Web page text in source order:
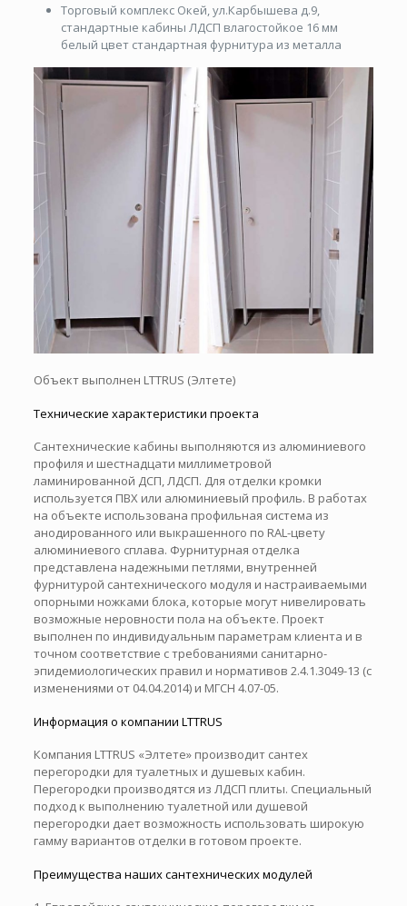
Торговый комплекс Окей, ул.Карбышева д.9,
стандартные кабины ЛДСП влагостойкое 16 мм
белый цвет стандартная фурнитура из металла
Объект выполнен LTTRUS (Элтете)
Технические характеристики проекта
Сантехнические кабины выполняются из алюминиевого
профиля и шестнадцати миллиметровой
ламинированной ДСП, ЛДСП. Для отделки кромки
используется ПВХ или алюминиевый профиль. В работах
на объекте использована профильная система из
анодированного или выкрашенного по RAL-цвету
алюминиевого сплава. Фурнитурная отделка
представлена надежными петлями, внутренней
фурнитурой сантехнического модуля и настраиваемыми
опорными ножками блока, которые могут нивелировать
возможные неровности пола на объекте. Проект
выполнен по индивидуальным параметрам клиента и в
точном соответствие с требованиями санитарно-
эпидемиологических правил и нормативов 2.4.1.3049-13 (с
изменениями от 04.04.2014) и МГСН 4.07-05.
Информация о компании LTTRUS
Компания LTTRUS «Элтете» производит сантех
перегородки для туалетных и душевых кабин.
Перегородки производятся из ЛДСП плиты. Специальный
подход к выполнению туалетной или душевой
перегородки дает возможность использовать широкую
гамму вариантов отделки в готовом проекте.
Преимущества наших сантехнических модулей